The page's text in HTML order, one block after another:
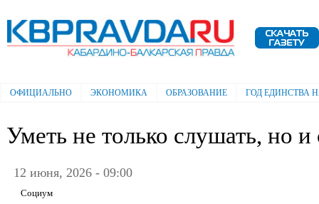
Электронная газета "Кабардино-
Балкарская правда"
Главное меню
ОФИЦИАЛЬНО ЭКОНОМИКА ОБРАЗОВАНИЕ ГОД ЕДИНСТВА
Уметь не только слушать, но
12 июня, 2026 - 09:00
Социум